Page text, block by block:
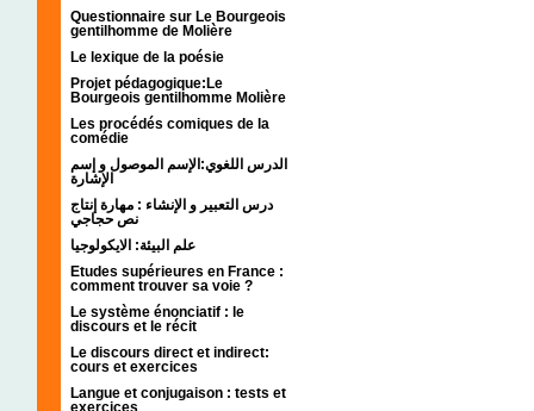
Questionnaire sur Le Bourgeois
gentilhomme de Molière
Le lexique de la poésie
Projet pédagogique:Le
Bourgeois gentilhomme Molière
Les procédés comiques de la
comédie
الدرس اللغوي:الإسم الموصول و إسم
الإشارة
درس التعبير و الإنشاء : مهارة إنتاج
نص حجاجي
علم البيئة: الايكولوجيا
Etudes supérieures en France :
comment trouver sa voie ?
Le système énonciatif : le
discours et le récit
Le discours direct et indirect:
cours et exercices
Langue et conjugaison : tests et
exercices